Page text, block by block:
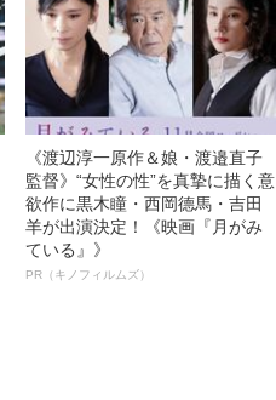
《渡辺淳一原作＆娘・渡邉直子
監督》“女性の性”を真摯に描く意
欲作に黒木瞳・西岡德馬・吉田
羊が出演決定！《映画『月がみ
ている』》
PR（キノフィルムズ）